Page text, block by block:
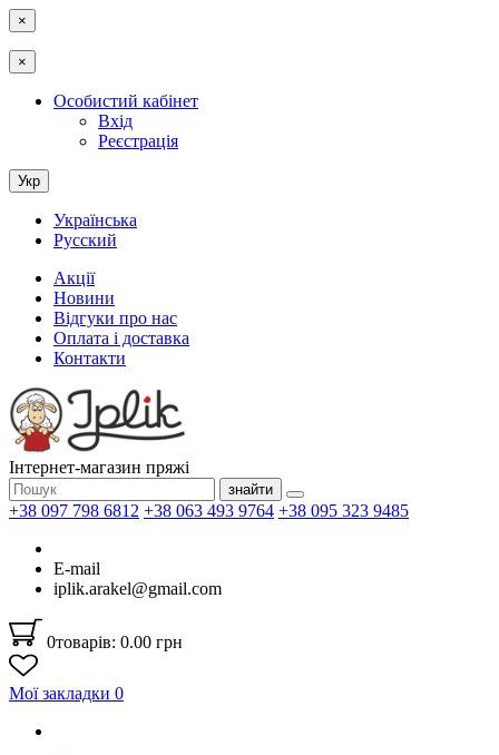
×
×
Особистий кабінет
Вхід
Реєстрація
Укр
Українська
Русский
Акції
Новини
Відгуки про нас
Оплата і доставка
Контакти
Інтернет-магазин пряжі
знайти
+38 097 798 6812 +38 063 493 9764 +38 095 323 9485
E-mail
iplik.arakel@gmail.com
0товарів: 0.00 грн
Мої закладки 0